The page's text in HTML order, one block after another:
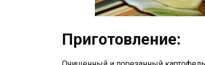
Приготовление: